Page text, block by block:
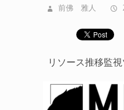
前佛 雅人
リソース推移監視